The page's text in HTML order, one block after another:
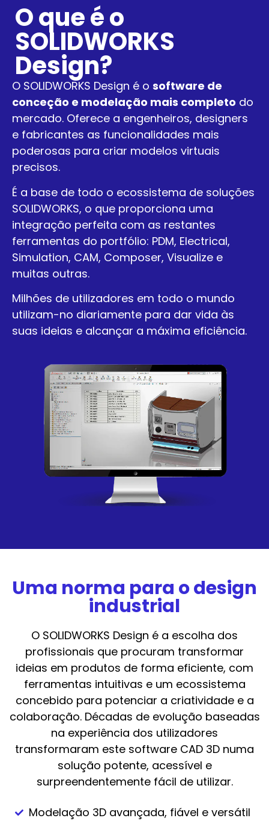
O que é o
SOLIDWORKS
Design?
O SOLIDWORKS Design é o software de
conceção e modelação mais completo do
mercado. Oferece a engenheiros, designers
e fabricantes as funcionalidades mais
poderosas para criar modelos virtuais
precisos.
É a base de todo o ecossistema de soluções
SOLIDWORKS, o que proporciona uma
integração perfeita com as restantes
ferramentas do portfólio: PDM, Electrical,
Simulation, CAM, Composer, Visualize e
muitas outras.
Milhões de utilizadores em todo o mundo
utilizam-no diariamente para dar vida às
suas ideias e alcançar a máxima eficiência.
Uma norma para o design
industrial
O SOLIDWORKS Design é a escolha dos
profissionais que procuram transformar
ideias em produtos de forma eficiente, com
ferramentas intuitivas e um ecossistema
concebido para potenciar a criatividade e a
colaboração. Décadas de evolução baseadas
na experiência dos utilizadores
transformaram este software CAD 3D numa
solução potente, acessível e
surpreendentemente fácil de utilizar.
Modelação 3D avançada, fiável e versátil